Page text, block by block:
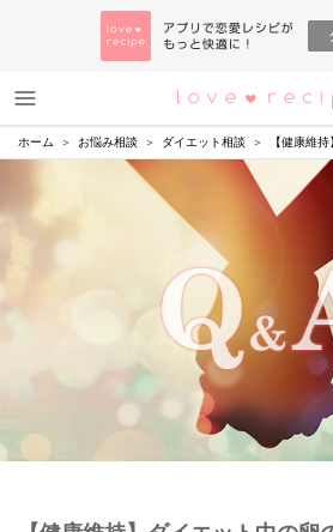
ホーム お悩み相談 ダイエット相談 【健康維